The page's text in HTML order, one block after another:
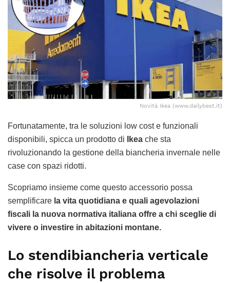
Novità Ikea (www.dailybest.it)
Fortunatamente, tra le soluzioni low cost e funzionali
disponibili, spicca un prodotto di
Ikea che sta
rivoluzionando la gestione della biancheria invernale nelle
case con spazi ridotti.
Scopriamo insieme come questo accessorio possa
semplificare la vita quotidiana e quali agevolazioni
fiscali la nuova normativa italiana offre a chi sceglie di
vivere o investire in abitazioni montane.
Lo stendibiancheria verticale
che risolve il problema